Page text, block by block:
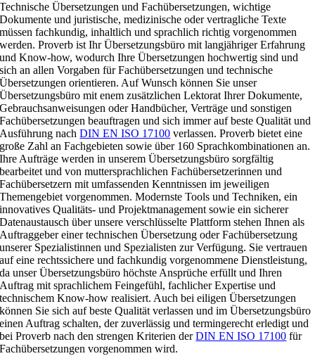
Technische Übersetzungen und Fachübersetzungen, wichtige
Dokumente und juristische, medizinische oder vertragliche Texte
müssen fachkundig, inhaltlich und sprachlich richtig vorgenommen
werden. Proverb ist Ihr Übersetzungsbüro mit langjähriger Erfahrung
und Know-how, wodurch Ihre Übersetzungen hochwertig sind und
sich an allen Vorgaben für Fachübersetzungen und technische
Übersetzungen orientieren. Auf Wunsch können Sie unser
Übersetzungsbüro mit enem zusätzlichen Lektorat Ihrer Dokumente,
Gebrauchsanweisungen oder Handbücher, Verträge und sonstigen
Fachübersetzungen beauftragen und sich immer auf beste Qualität und
Ausführung nachDIN EN ISO 17100 verlassen. Proverb bietet eine
große Zahl an Fachgebieten sowie über 160 Sprachkombinationen an.
Ihre Aufträge werden in unserem Übersetzungsbüro sorgfältig
bearbeitet und von muttersprachlichen Fachübersetzerinnen und
Fachübersetzern mit umfassenden Kenntnissen im jeweiligen
Themengebiet vorgenommen. Modernste Tools und Techniken, ein
innovatives Qualitäts- und Projektmanagement sowie ein sicherer
Datenaustausch über unsere verschlüsselte Plattform stehen Ihnen als
Auftraggeber einer technischen Übersetzung oder Fachübersetzung
unserer Spezialistinnen und Spezialisten zur Verfügung. Sie vertrauen
auf eine rechtssichere und fachkundig vorgenommene Dienstleistung,
da unser Übersetzungsbüro höchste Ansprüche erfüllt und Ihren
Auftrag mit sprachlichem Feingefühl, fachlicher Expertise und
technischem Know-how realisiert. Auch bei eiligen Übersetzungen
können Sie sich auf beste Qualität verlassen und im Übersetzungsbüro
einen Auftrag schalten, der zuverlässig und termingerecht erledigt und
bei Proverb nach den strengen Kriterien derDIN EN ISO 17100 für
Fachübersetzungen vorgenommen wird.